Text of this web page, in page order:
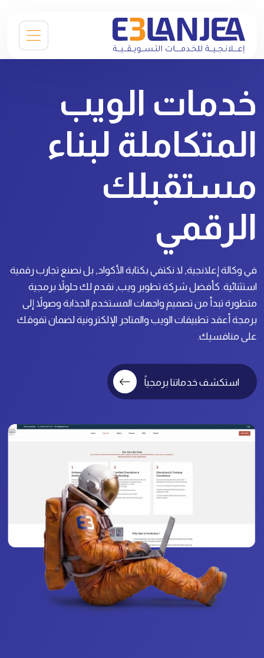
خدمات الويب
المتكاملة لبناء
مستقبلك
الرقمي
في وكالة إعلانجية, لا نكتفي بكتابة الأكواد, بل نصنع تجارب رقمية
استثنائية. كأفضل شركة تطوير ويب, نقدم لك حلولاً برمجية
متطورة تبدأ من تصميم واجهات المستخدم الجذابة وصولاً إلى
برمجة أعقد تطبيقات الويب والمتاجر الإلكترونية لضمان تفوقك
على منافسيك.
استكشف خدماتنا برمجياً